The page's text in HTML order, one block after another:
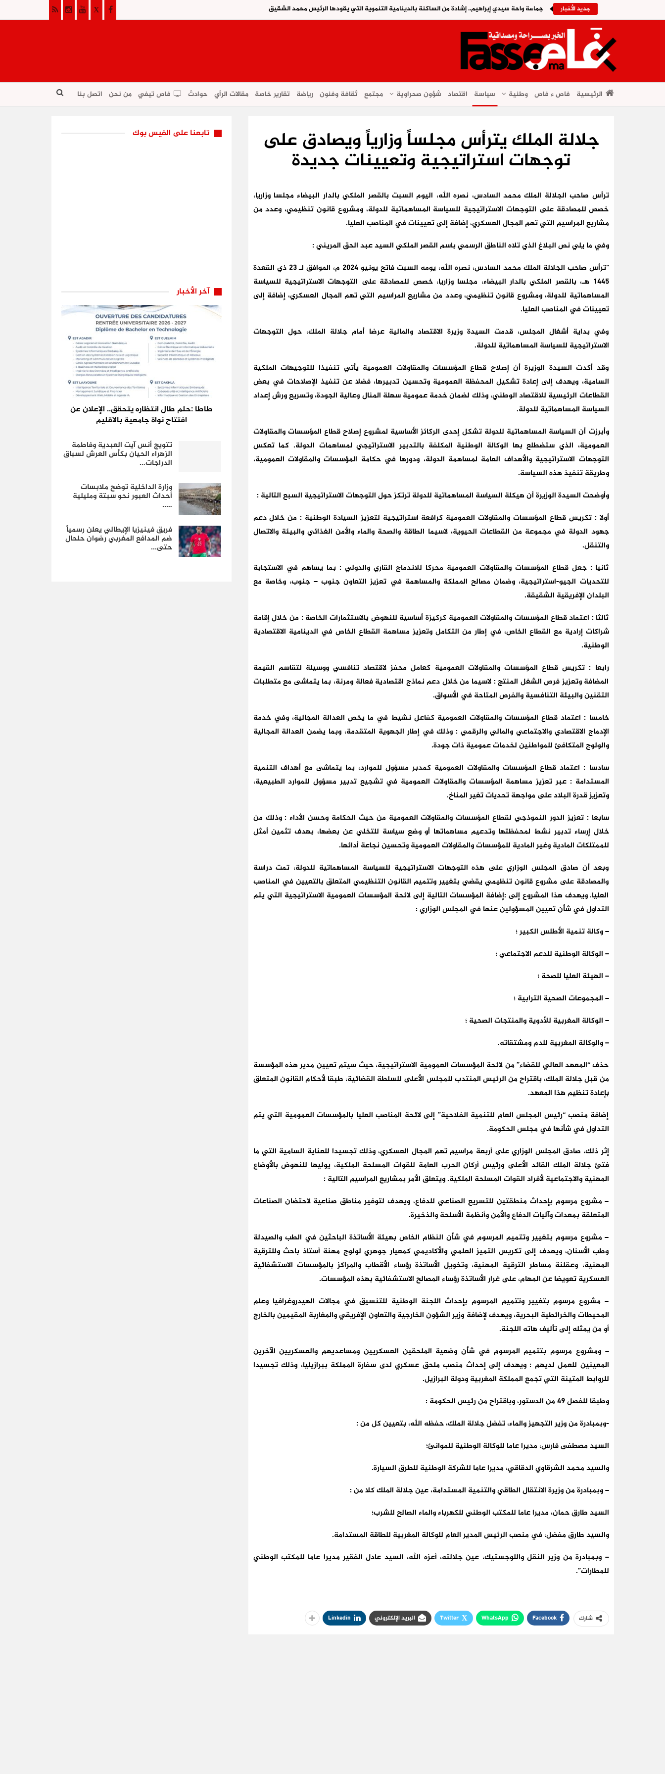
جديد الأخبار جماعة واحة سيدي إبراهيم.. إشادة من الساكنة بالدينامية التنموية التي يقودها الرئيس محمد الشقيق
الرئيسية فاص ء فاص وطنية سياسة اقتصاد شؤون صحراوية مجتمع ثقافة وفنون رياضة تقارير خاصة مقالات الرأي حوادث فاص تيفي من نحن اتصل بنا
جلالة الملك يترأس مجلساً وزارياً ويصادق على
توجهات استراتيجية وتعيينات جديدة
ترأس صاحب الجلالة الملك محمد السادس، نصره الله، اليوم السبت بالقصر الملكي بالدار البيضاء مجلسا وزاريا،
خصص للمصادقة على التوجهات الاستراتيجية للسياسة المساهماتية للدولة، ومشروع قانون تنظيمي، وعدد من
مشاريع المراسيم التي تهم المجال العسكري، إضافة إلى تعيينات في المناصب العليا.
وفي ما يلي نص البلاغ الذي تلاه الناطق الرسمي باسم القصر الملكي السيد عبد الحق المريني :
“ترأس صاحب الجلالة الملك محمد السادس، نصره الله، يومه السبت فاتح يونيو 2024 م، الموافق لـ 23 ذي القعدة
1445 هـ، بالقصر الملكي بالدار البيضاء، مجلسا وزاريا، خصص للمصادقة على التوجهات الاستراتيجية للسياسة
المساهماتية للدولة، ومشروع قانون تنظيمي، وعدد من مشاريع المراسيم التي تهم المجال العسكري، إضافة إلى
تعيينات في المناصب العليا.
وفي بداية أشغال المجلس، قدمت السيدة وزيرة الاقتصاد والمالية عرضا أمام جلالة الملك، حول التوجهات
الاستراتيجية للسياسة المساهماتية للدولة.
وقد أكدت السيدة الوزيرة أن إصلاح قطاع المؤسسات والمقاولات العمومية يأتي تنفيذا للتوجيهات الملكية
السامية، ويهدف إلى إعادة تشكيل المحفظة العمومية وتحسين تدبيرها، فضلا عن تنفيذ الإصلاحات في بعض
القطاعات الرئيسية للاقتصاد الوطني، وذلك لضمان خدمة عمومية سهلة المنال وعالية الجودة، وتسريع ورش إعداد
السياسة المساهماتية للدولة.
وأبرزت أن السياسة المساهماتية للدولة تشكل إحدى الركائز الأساسية لمشروع إصلاح قطاع المؤسسات والمقاولات
العمومية، الذي ستضطلع بها الوكالة الوطنية المكلفة بالتدبير الاستراتيجي لمساهمات الدولة. كما تعكس
التوجهات الاستراتيجية والأهداف العامة لمساهمة الدولة، ودورها في حكامة المؤسسات والمقاولات العمومية،
وطريقة تنفيذ هذه السياسة.
وأوضحت السيدة الوزيرة أن هيكلة السياسة المساهماتية للدولة ترتكز حول التوجهات الاستراتيجية السبع التالية :
أولا : تكريس قطاع المؤسسات والمقاولات العمومية كرافعة استراتيجية لتعزيز السيادة الوطنية : من خلال دعم
جهود الدولة في مجموعة من القطاعات الحيوية، لاسيما الطاقة والصحة والماء والأمن الغذائي والبيئة والاتصال
والتنقل.
ثانيا : جعل قطاع المؤسسات والمقاولات العمومية محركا للاندماج القاري والدولي : بما يساهم في الاستجابة
للتحديات الجيو-استراتيجية، وضمان مصالح المملكة والمساهمة في تعزيز التعاون جنوب – جنوب، وخاصة مع
البلدان الإفريقية الشقيقة.
ثالثا : اعتماد قطاع المؤسسات والمقاولات العمومية كركيزة أساسية للنهوض بالاستثمارات الخاصة : من خلال إقامة
شراكات إرادية مع القطاع الخاص، في إطار من التكامل وتعزيز مساهمة القطاع الخاص في الدينامية الاقتصادية
الوطنية.
رابعا : تكريس قطاع المؤسسات والمقاولات العمومية كعامل محفز لاقتصاد تنافسي ووسيلة لتقاسم القيمة
المضافة وتعزيز فرص الشغل المنتج : لاسيما من خلال دعم نماذج اقتصادية فعالة ومرنة، بما يتماشى مع متطلبات
التقنين والبيئة التنافسية والفرص المتاحة في الأسواق.
خامسا : اعتماد قطاع المؤسسات والمقاولات العمومية كفاعل نشيط في ما يخص العدالة المجالية، وفي خدمة
الإدماج الاقتصادي والاجتماعي والمالي والرقمي : وذلك في إطار الجهوية المتقدمة، وبما يضمن العدالة المجالية
والولوج المتكافئ للمواطنين لخدمات عمومية ذات جودة.
سادسا : اعتماد قطاع المؤسسات والمقاولات العمومية كمدبر مسؤول للموارد، بما يتماشى مع أهداف التنمية
المستدامة : عبر تعزيز مساهمة المؤسسات والمقاولات العمومية في تشجيع تدبير مسؤول للموارد الطبيعية،
وتعزيز قدرة البلاد على مواجهة تحديات تغير المناخ.
سابعا : تعزيز الدور النموذجي لقطاع المؤسسات والمقاولات العمومية من حيث الحكامة وحسن الأداء : وذلك من
خلال إرساء تدبير نشط لمحفظتها وتدعيم مساهماتها أو وضع سياسة للتخلي عن بعضها، بهدف تثمين أمثل
للممتلكات المادية وغير المادية للمؤسسات والمقاولات العمومية وتحسين نجاعة أدائها.
وبعد أن صادق المجلس الوزاري على هذه التوجهات الاستراتيجية للسياسة المساهماتية للدولة، تمت دراسة
والمصادقة على مشروع قانون تنظيمي يقضي بتغيير وتتميم القانون التنظيمي المتعلق بالتعيين في المناصب
العليا. ويهدف هذا المشروع إلى :إضافة المؤسسات التالية إلى لائحة المؤسسات العمومية الاستراتيجية التي يتم
التداول في شأن تعيين المسؤولين عنها في المجلس الوزاري :
– وكالة تنمية الأطلس الكبير ؛
– الوكالة الوطنية للدعم الاجتماعي ؛
– الهيئة العليا للصحة ؛
– المجموعات الصحية الترابية ؛
– الوكالة المغربية للأدوية والمنتجات الصحية ؛
– والوكالة المغربية للدم ومشتقاته.
حذف “المعهد العالي للقضاء” من لائحة المؤسسات العمومية الاستراتيجية، حيث سيتم تعيين مدير هذه المؤسسة
من قبل جلالة الملك، باقتراح من الرئيس المنتدب للمجلس الأعلى للسلطة القضائية، طبقا لأحكام القانون المتعلق
بإعادة تنظيم هذا المعهد.
إضافة منصب “رئيس المجلس العام للتنمية الفلاحية” إلى لائحة المناصب العليا بالمؤسسات العمومية التي يتم
التداول في شأنها في مجلس الحكومة.
إثر ذلك، صادق المجلس الوزاري على أربعة مراسيم تهم المجال العسكري، وذلك تجسيدا للعناية السامية التي ما
فتئ جلالة الملك القائد الأعلى ورئيس أركان الحرب العامة للقوات المسلحة الملكية، يوليها للنهوض بالأوضاع
المهنية والاجتماعية لأفراد القوات المسلحة الملكية. ويتعلق الأمر بمشاريع المراسيم التالية :
– مشروع مرسوم بإحداث منطقتين للتسريع الصناعي للدفاع، ويهدف لتوفير مناطق صناعية لاحتضان الصناعات
المتعلقة بمعدات وآليات الدفاع والأمن وأنظمة الأسلحة والذخيرة.
– مشروع مرسوم بتغيير وتتميم المرسوم في شأن النظام الخاص بهيئة الأساتذة الباحثين في الطب والصيدلة
وطب الأسنان، ويهدف إلى تكريس التميز العلمي والأكاديمي كمعيار جوهري لولوج مهنة أستاذ باحث وللترقية
المهنية، وعقلنة مساطر الترقية المهنية، وتخويل الأساتذة رؤساء الأقطاب والمراكز بالمؤسسات الاستشفائية
العسكرية تعويضا عن المهام، على غرار الأساتذة رؤساء المصالح الاستشفائية بهذه المؤسسات.
– مشروع مرسوم بتغيير وتتميم المرسوم بإحداث اللجنة الوطنية للتنسيق في مجالات الهيدروغرافيا وعلم
المحيطات والخرائطية البحرية، ويهدف لإضافة وزير الشؤون الخارجية والتعاون الإفريقي والمغاربة المقيمين بالخارج
أو من يمثله إلى تأليف هاته اللجنة.
– ومشروع مرسوم بتتميم المرسوم في شأن وضعية الملحقين العسكريين ومساعديهم والعسكريين الآخرين
المعينين للعمل لديهم : ويهدف إلى إحداث منصب ملحق عسكري لدى سفارة المملكة ببرازيليا، وذلك تجسيدا
للروابط المتينة التي تجمع المملكة المغربية ودولة البرازيل.
وطبقا للفصل 49 من الدستور، وباقتراح من رئيس الحكومة :
-وبمبادرة من وزير التجهيز والماء، تفضل جلالة الملك، حفظه الله، بتعيين كل من :
السيد مصطفى فارس، مديرا عاما للوكالة الوطنية للموانئ؛
والسيد محمد الشرقاوي الدقاقي، مديرا عاما للشركة الوطنية للطرق السيارة.
– وبمبادرة من وزيرة الانتقال الطاقي والتنمية المستدامة، عين جلالة الملك كلا من :
السيد طارق حمان، مديرا عاما للمكتب الوطني للكهرباء والماء الصالح للشرب؛
والسيد طارق مفضل، في منصب الرئيس المدير العام للوكالة المغربية للطاقة المستدامة.
– وبمبادرة من وزير النقل واللوجستيك، عين جلالته، أعزه الله، السيد عادل الفقير مديرا عاما للمكتب الوطني
للمطارات”.
شارك Facebook
WhatsApp
Twitter البريد الإلكتروني Linkedin
تابعنا على الفيس بوك
آخر الأخبار
طاطا :حلم طال انتظاره يتحقق.. الإعلان عن
افتتاح نواة جامعية بالاقليم
تتويج أنس آيت العبدية وفاطمة
الزهراء الحيان بكأس العرش لسباق
الدراجات…
وزارة الداخلية توضح ملابسات
أحداث العبور نحو سبتة ومليلية
…..
فريق فينيزيا الإيطالي يعلن رسمياً
ضم المدافع المغربي رضوان حلحال
حتى…